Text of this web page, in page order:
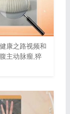
康之路视频和
主动脉瘤,猝